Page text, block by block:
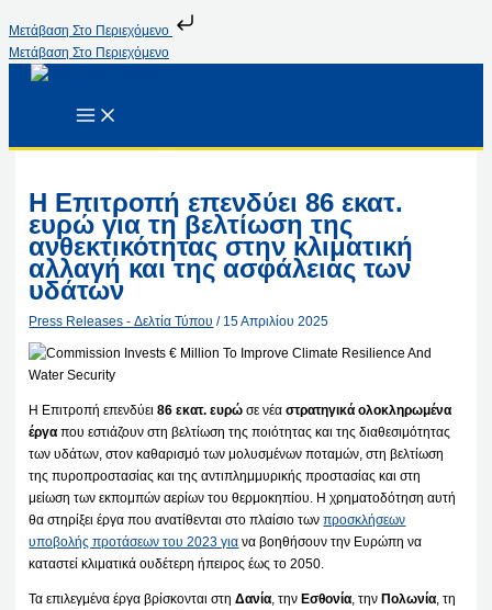
Μετάβαση Στο Περιεχόμενο
Μετάβαση Στο Περιεχόμενο
Η Επιτροπή επενδύει 86 εκατ.
ευρώ για τη βελτίωση της
ανθεκτικότητας στην κλιματική
αλλαγή και της ασφάλειας των
υδάτων
Press Releases - Δελτία Τύπου / 15 Απριλίου 2025
Η Επιτροπή επενδύει86 εκατ. ευρώ σε νέα στρατηγικά ολοκληρωμένα
έργαπου εστιάζουν στη βελτίωση της ποιότητας και της διαθεσιμότητας
των υδάτων, στον καθαρισμό των μολυσμένων ποταμών, στη βελτίωση
της πυροπροστασίας και της αντιπλημμυρικής προστασίας και στη
μείωση των εκπομπών αερίων του θερμοκηπίου. Η χρηματοδότηση αυτή
θα στηρίξει έργα που ανατίθενται στο πλαίσιο τωνπροσκλήσεων
υποβολής προτάσεων του 2023 για να βοηθήσουν την Ευρώπη να
καταστεί κλιματικά ουδέτερη ήπειρος έως το 2050.
Τα επιλεγμένα έργα βρίσκονται στηΔανία, την Εσθονία, την Πολωνία, τη